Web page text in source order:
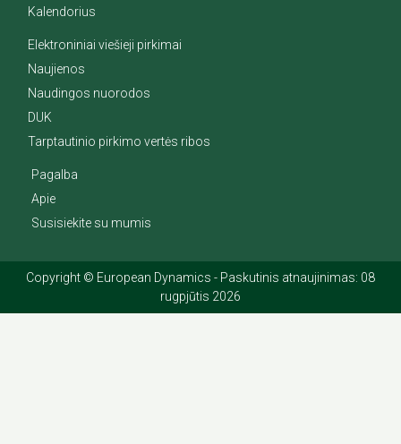
Kalendorius
Elektroniniai viešieji pirkimai
Naujienos
Naudingos nuorodos
DUK
Tarptautinio pirkimo vertės ribos
Pagalba
Apie
Susisiekite su mumis
Copyright © European Dynamics - Paskutinis atnaujinimas: 08
rugpjūtis 2026